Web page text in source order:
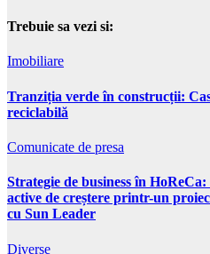
Trebuie sa vezi si:
Imobiliare
Tranziția verde în construcții:
reciclabilă
Comunicate de presa
Strategie de business în
active de creștere printr-un
cu Sun Leader
Diverse